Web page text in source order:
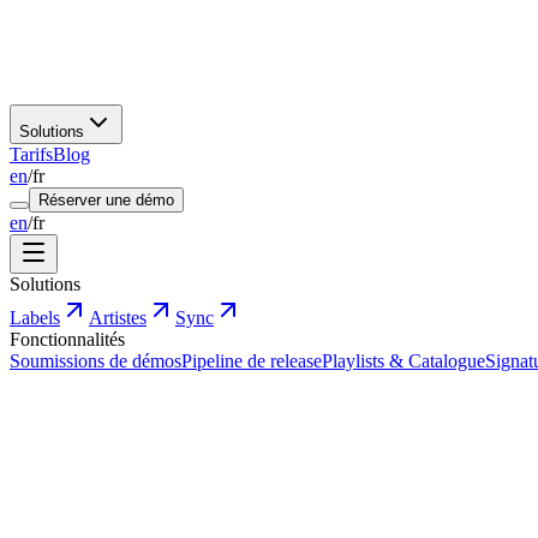
Solutions
TarifsBlog
en/fr
Réserver une démo
en/fr
Solutions
Labels
Artistes
Sync
Fonctionnalités
Soumissions de démosPipeline de releasePlaylists & Catalogue